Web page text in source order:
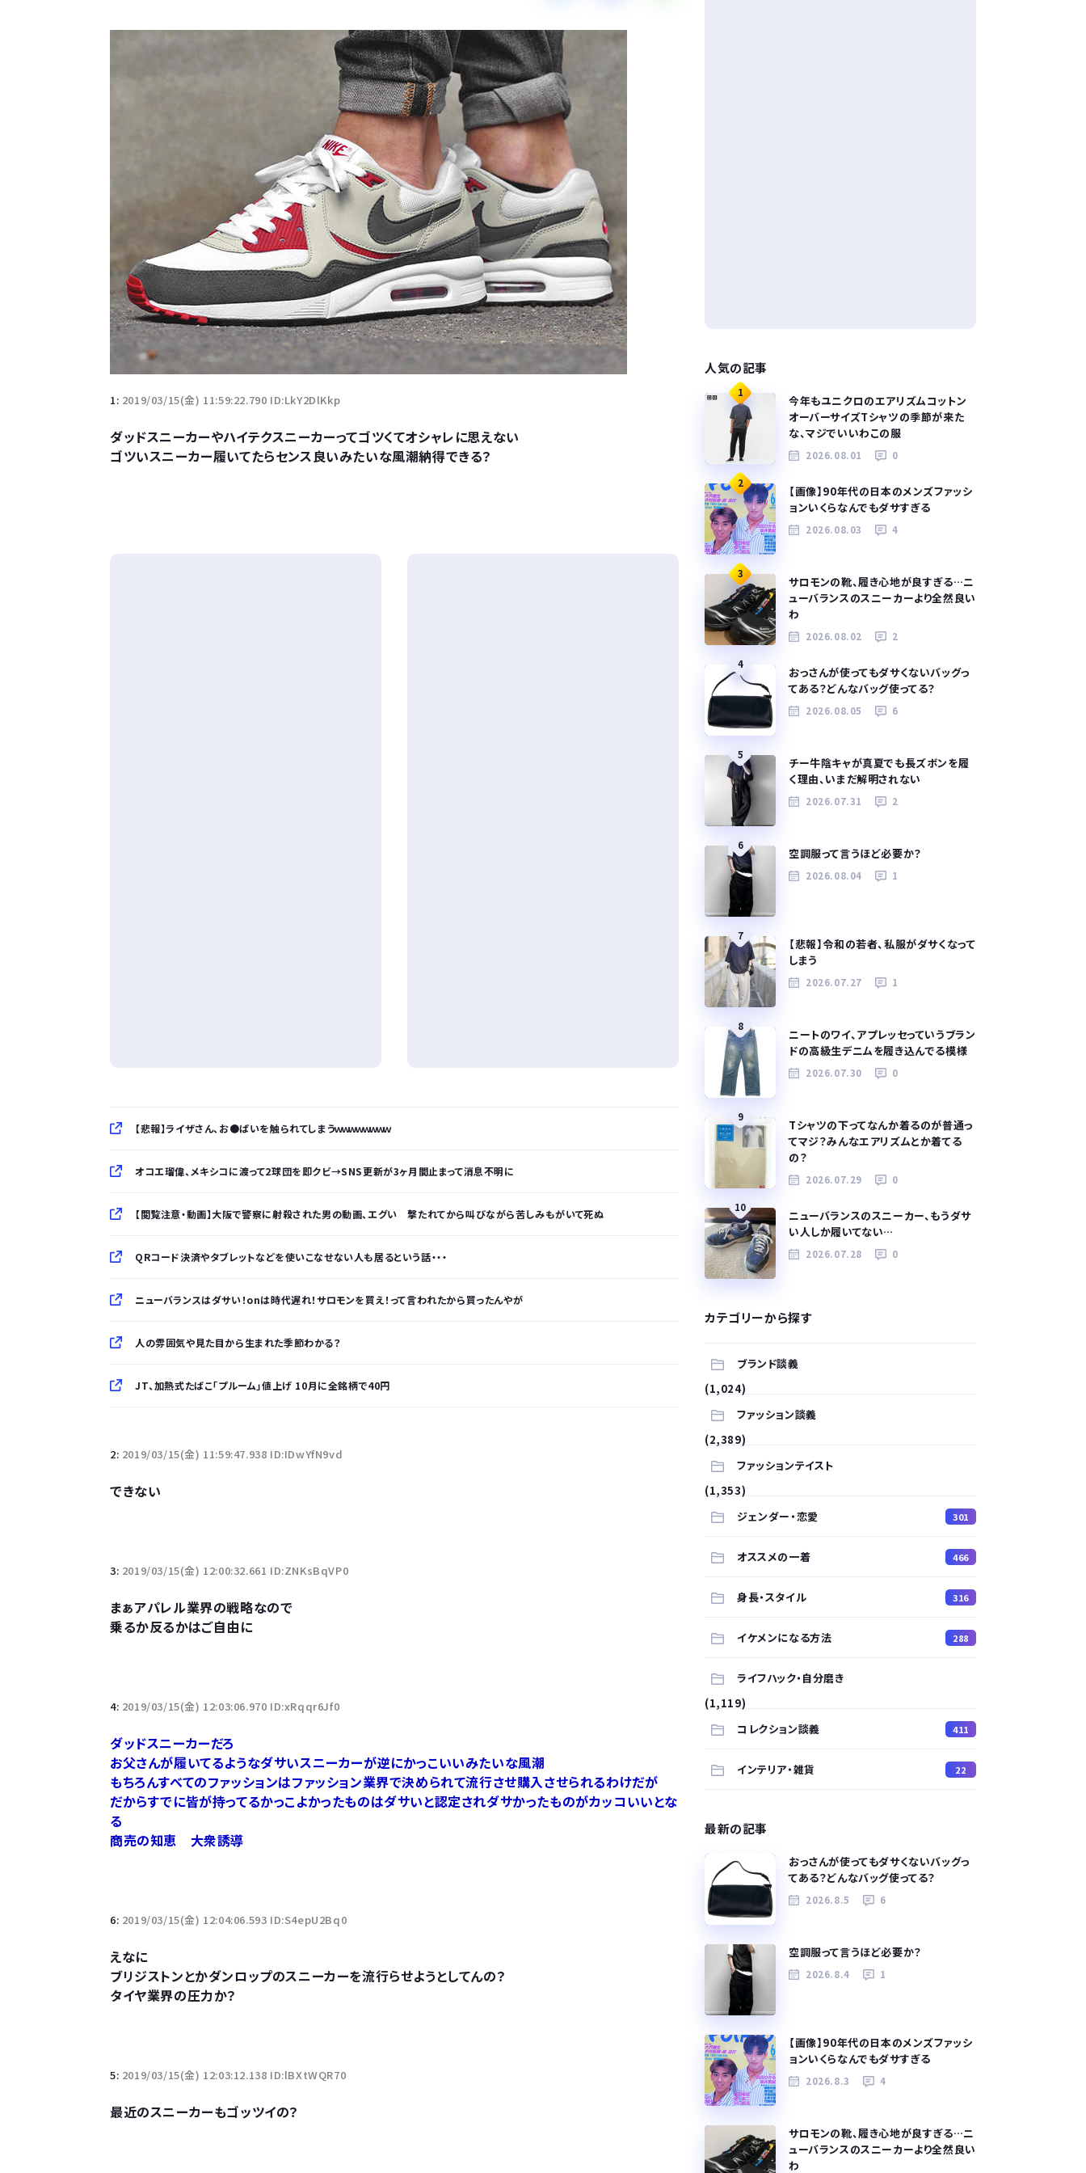
1: 2019/03/15(金) 11:59:22.790 ID:LkY2DlKkp
ダッドスニーカーやハイテクスニーカーってゴツくてオシャレに思えない
ゴツいスニーカー履いてたらセンス良いみたいな風潮納得できる？
【悲報】ライザさん、お●ぱいを触られてしまうｗｗｗｗｗｗｗｗ
オコエ瑠偉、メキシコに渡って2球団を即クビ→SNS更新が3ヶ月間止まって消息不明に
【閲覧注意・動画】大阪で警察に射殺された男の動画、エグい 撃たれてから叫びながら苦しみもがいて死ぬ
QRコード決済やタブレットなどを使いこなせない人も居るという話・・・
ニューバランスはダサい！onは時代遅れ！サロモンを買え！って言われたから買ったんやが
人の雰囲気や見た目から生まれた季節わかる？
JT、加熱式たばこ「プルーム」値上げ 10月に全銘柄で40円
2: 2019/03/15(金) 11:59:47.938 ID:IDwYfN9vd
できない
3: 2019/03/15(金) 12:00:32.661 ID:ZNKsBqVP0
まぁアパレル業界の戦略なので
乗るか反るかはご自由に
4: 2019/03/15(金) 12:03:06.970 ID:xRqqr6Jf0
ダッドスニーカーだろ
お父さんが履いてるようなダサいスニーカーが逆にかっこいいみたいな風潮
もちろんすべてのファッションはファッション業界で決められて流行させ購入させられるわけだが
だからすでに皆が持ってるかっこよかったものはダサいと認定されダサかったものがカッコいいとな
る
商売の知恵 大衆誘導
6: 2019/03/15(金) 12:04:06.593 ID:S4epU2Bq0
えなに
ブリジストンとかダンロップのスニーカーを流行らせようとしてんの？
タイヤ業界の圧力か？
5: 2019/03/15(金) 12:03:12.138 ID:lBXtWQR70
最近のスニーカーもゴッツイの？
人気の記事
1
今年もユニクロのエアリズムコットン
オーバーサイズTシャツの季節が来た
な、マジでいいわこの服
2026.08.01 0
2
【画像】90年代の日本のメンズファッシ
ョンいくらなんでもダサすぎる
2026.08.03 4
3
サロモンの靴、履き心地が良すぎる…ニ
ューバランスのスニーカーより全然良い
わ
2026.08.02 2
4
おっさんが使ってもダサくないバッグっ
てある？どんなバッグ使ってる？
2026.08.05 6
5
チー牛陰キャが真夏でも長ズボンを履
く理由、いまだ解明されない
2026.07.31 2
6
空調服って言うほど必要か？
2026.08.04 1
7
【悲報】令和の若者、私服がダサくなって
しまう
2026.07.27 1
8
ニートのワイ、アプレッセっていうブラン
ドの高級生デニムを履き込んでる模様
2026.07.30 0
9
Tシャツの下ってなんか着るのが普通っ
てマジ？みんなエアリズムとか着てる
の？
2026.07.29 0
10
ニューバランスのスニーカー、もうダサ
い人しか履いてない…
2026.07.28 0
カテゴリーから探す
ブランド談義
(1,024)
ファッション談義
(2,389)
ファッションテイスト
(1,353)
ジェンダー・恋愛
301
オススメの一着 466
身長・スタイル 316
イケメンになる方法 288
ライフハック・自分磨き
(1,119)
コレクション談義
411
インテリア・雑貨 22
最新の記事
おっさんが使ってもダサくないバッグっ
てある？どんなバッグ使ってる？
2026.8.5 6
空調服って言うほど必要か？
2026.8.4 1
【画像】90年代の日本のメンズファッシ
ョンいくらなんでもダサすぎる
2026.8.3 4
サロモンの靴、履き心地が良すぎる…ニ
ューバランスのスニーカーより全然良い
わ